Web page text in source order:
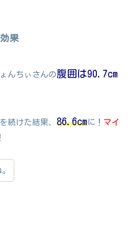
果
んちぃさんの腹囲は90.7cm
続けた結果、 86.6cmに！ マイ